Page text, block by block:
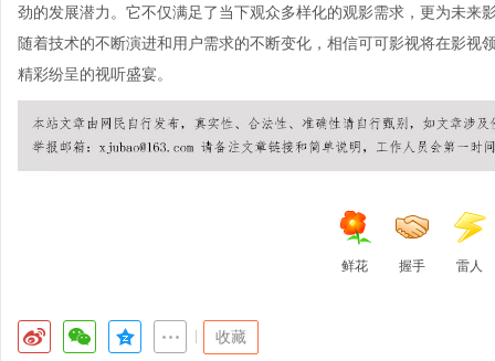
劲的发展潜力。它不仅满足了当下观众多样化的观影需求，更为未来
随着技术的不断演进和用户需求的不断变化，相信可可影视将在影
精彩纷呈的视听盛宴。
鲜花 握手 雷人
收藏